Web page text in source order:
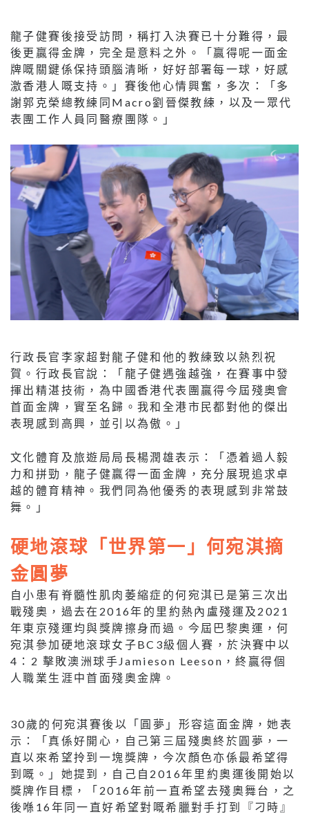
龍子健賽後接受訪問，稱打入決賽已十分難得，最
後更贏得金牌，完全是意料之外。「贏得呢一面金
牌嘅關鍵係保持頭腦清晰，好好部署每一球，好感
激香港人嘅支持。」賽後他心情興奮，多次：「多
謝郭克榮總教練同Macro劉晉傑教練，以及一眾代
表團工作人員同醫療團隊。」
行政長官李家超對龍子健和他的教練致以熱烈祝
賀。行政長官說：「龍子健遇強越強，在賽事中發
揮出精湛技術，為中國香港代表團贏得今屆殘奧會
首面金牌，實至名歸。我和全港市民都對他的傑出
表現感到高興，並引以為傲。」
文化體育及旅遊局局長楊潤雄表示：「憑着過人毅
力和拼勁，龍子健贏得一面金牌，充分展現追求卓
越的體育精神。我們同為他優秀的表現感到非常鼓
舞。」
硬地滾球「世界第一」何宛淇摘
金圓夢
自小患有脊髓性肌肉萎縮症的何宛淇已是第三次出
戰殘奧，過去在2016年的里約熱內盧殘運及2021
年東京殘運均與獎牌擦身而過。今屆巴黎奧運，何
宛淇參加硬地滾球女子BC3級個人賽，於決賽中以
4：2 擊敗澳洲球手Jamieson Leeson，終贏得個
人職業生涯中首面殘奧金牌。
30歲的何宛淇賽後以「圓夢」形容這面金牌，她表
示：「真係好開心，自己第三屆殘奧終於圓夢，一
直以來希望拎到一塊獎牌，今次顏色亦係最希望得
到嘅。」她提到，自己自2016年里約奧運後開始以
獎牌作目標，「2016年前一直希望去殘奧舞台，之
後喺16年同一直好希望對嘅希臘對手打到『刁時』